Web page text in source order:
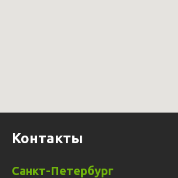
Контакты
Санкт-Петербург